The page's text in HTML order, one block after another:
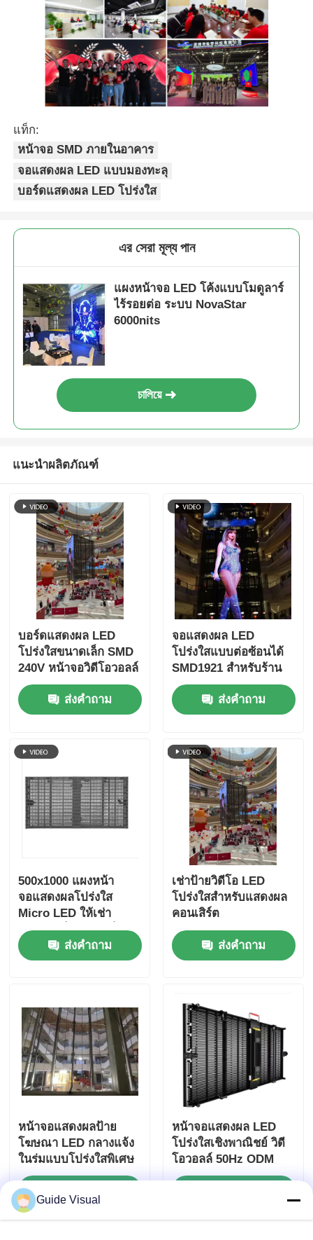
แท็ก:
หน้าจอ SMD ภายในอาคาร
จอแสดงผล LED แบบมองทะลุ
บอร์ดแสดงผล LED โปร่งใส
এর সেরা মূল্য পান
แผงหน้าจอ LED โค้งแบบโมดูลาร์
ไร้รอยต่อ ระบบ NovaStar
6000nits
চালিয়ে
แนะนำผลิตภัณฑ์
บอร์ดแสดงผล LED
โปร่งใสขนาดเล็ก SMD
240V หน้าจอวิดีโอวอลล์
ส่งคำถาม
จอแสดงผล LED
โปร่งใสแบบต่อซ้อนได้
SMD1921 สำหรับร้าน
ค้าปลีก
ส่งคำถาม
500x1000 แผงหน้า
จอแสดงผลโปร่งใส
Micro LED ให้เช่า
พร้อมตัวล็อคแบบเร็ว
ปรับแต่งได้ส่งคำถาม
เช่าป้ายวิดีโอ LED
โปร่งใสสำหรับแสดงผล
คอนเสิร์ต
ส่งคำถาม
หน้าจอแสดงผลป้าย
โฆษณา LED กลางแจ้ง
ในร่มแบบโปร่งใสพิเศษ
หน้าจอแสดงผล LED
โปร่งใสเชิงพาณิชย์ วิดี
โอวอลล์ 50Hz ODM
Guide Visual